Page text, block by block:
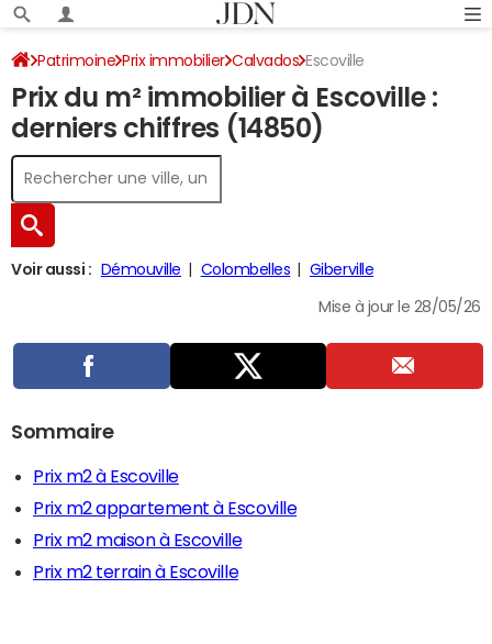
Patrimoine Prix immobilier Calvados Escoville
Prix du m² immobilier à Escoville :
derniers chiffres (14850)
Voir aussi : Démouville Colombelles Giberville
Mise à jour le 28/05/26
Sommaire
Prix m2 à Escoville
Prix m2 appartement à Escoville
Prix m2 maison à Escoville
Prix m2 terrain à Escoville